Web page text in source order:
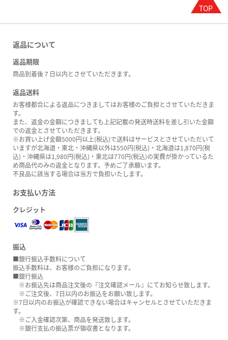
返品について
返品期限
商品到着後７日以内とさせていただきます。
返品送料
お客様都合による返品につきましてはお客様のご負担とさせていただきま
す。
また、返金の金額につきましても上記記載の発送時送料を差し引いた金額
での返金とさせていただきます。
※お買い上げ金額5000円以上(税込)で送料はサービスとさせていただいて
いますが北海道・東北・沖縄県以外は550円(税込)・北海道は1,870円(税
込)・沖縄県は1,980円(税込)・東北は770円(税込)の実費が掛かっているた
め商品代のみの返金となります。予めご了承願います。
不良品に該当する場合は当方で負担いたします。
お支払い方法
クレジット
振込
■銀行振込手数料について
振込手数料は、お客様のご負担になります。
■銀行振込
※お振込先は商品注文後の『注文確認メール』にてお知らせ致します。
※ご注文後、7日以内のお振込をお願い致します。
※7日以内のお振込が確認できない場合はキャンセルとさせていただきま
す。
※ご入金確認次第、商品を発送致します。
※銀行支払の振込票が領収書となります。